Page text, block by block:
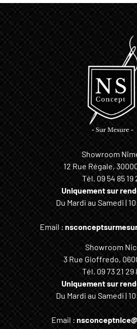
Showroom
12 Rue Régale,
Tél. 09 54 85 19
Uniquement sur
Du Mardi au Samedi |
Email :
Showroom
3 Rue Gioffredo,
Tél. 09 73 21 29
Uniquement sur
Du Mardi au Samedi |
Email :